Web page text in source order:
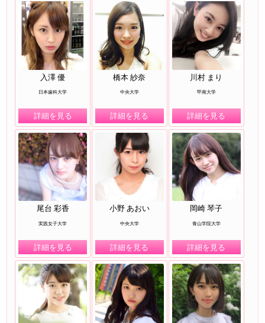
入澤 優
日本歯科大学
詳細を見る
橋本 紗奈
中央大学
詳細を見る
川村 まり
甲南大学
詳細を見る
尾台 彩香
実践女子大学
詳細を見る
小野 あおい
中央大学
詳細を見る
岡崎 琴子
青山学院大学
詳細を見る